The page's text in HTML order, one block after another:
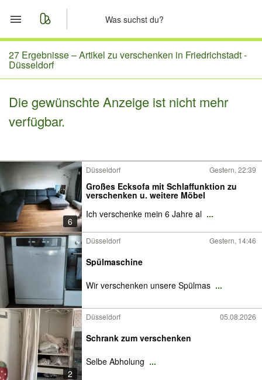
Start
Merkliste
Nachrichten
27 Ergebnisse –Artikel zu verschenken in Friedrichstadt -
Düsseldorf
Die gewünschte Anzeige ist nicht mehr
verfügbar.
6
Düsseldorf Gestern, 22:39
Großes Ecksofa mit Schlaffunktion zu
verschenken u. weitere Möbel
Ich verschenke mein 6 Jahre al ...
Düsseldorf Gestern, 14:46
Spülmaschine
Wir verschenken unsere Spülmas ...
2
Düsseldorf 05.08.2026
Schrank zum verschenken
Selbe Abholung ...